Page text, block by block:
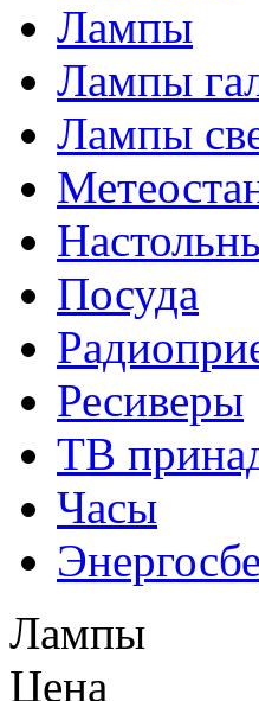
Лампы
Лампы
Лампы
Посуда
Ресиверы
ТВ
Часы
Лампы
Цена